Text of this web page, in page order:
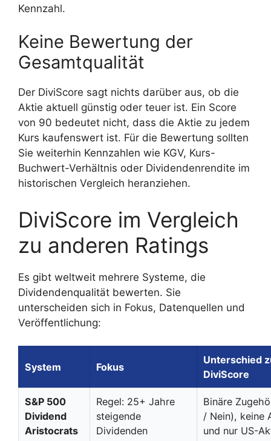
Kennzahl.
Keine Bewertung der
Gesamtqualität
Der DiviScore sagt nichts darüber aus, ob die
Aktie aktuell günstig oder teuer ist. Ein Score
von 90 bedeutet nicht, dass die Aktie zu jedem
Kurs kaufenswert ist. Für die Bewertung sollten
Sie weiterhin Kennzahlen wie KGV, Kurs-
Buchwert-Verhältnis oder Dividendenrendite im
historischen Vergleich heranziehen.
DiviScore im Vergleich
zu anderen Ratings
Es gibt weltweit mehrere Systeme, die
Dividendenqualität bewerten. Sie
unterscheiden sich in Fokus, Datenquellen und
Veröffentlichung:
System Fokus
Unterschied
DiviScore
S&P 500
Dividend
Aristocrats
Regel: 25+ Jahre
steigende
Dividenden
Binäre
/ Nein), keine
und nur US-